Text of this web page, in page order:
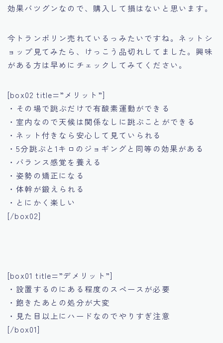
効果バツグンなので、購入して損はないと思います。
今トランポリン売れているっみたいですね。ネットシ
ョップ見てみたら、けっこう品切れしてました。興味
がある方は早めにチェックしてみてください。
[box02 title=”メリット”]
・その場で跳ぶだけで有酸素運動ができる
・室内なので天候は関係なしに跳ぶことができる
・ネット付きなら安心して見ていられる
・5分跳ぶと1キロのジョギングと同等の効果がある
・バランス感覚を養える
・姿勢の矯正になる
・体幹が鍛えられる
・とにかく楽しい
[/box02]
[box01 title=”デメリット”]
・設置するのにある程度のスペースが必要
・飽きたあとの処分が大変
・見た目以上にハードなのでやりすぎ注意
[/box01]